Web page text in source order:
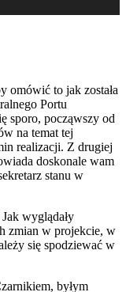
omówić to jak została
Portu
sporo, począwszy od
na temat tej
realizacji. Z drugiej
doskonale wam
stanu w
wyglądały
zmian w projekcie, w
się spodziewać w
byłym